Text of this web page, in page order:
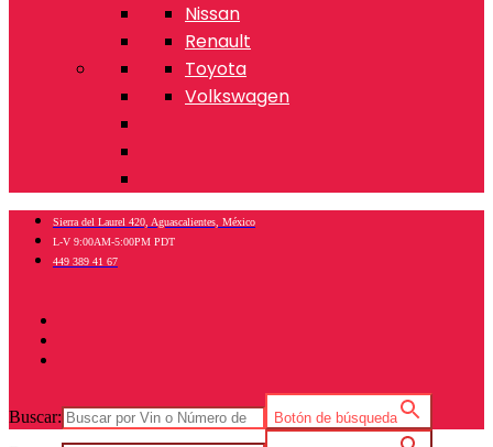
Nissan
Renault
Toyota
Volkswagen
Sierra del Laurel 420, Aguascalientes, México
L-V 9:00AM-5:00PM PDT
449 389 41 67
Buscar: Botón de búsqueda